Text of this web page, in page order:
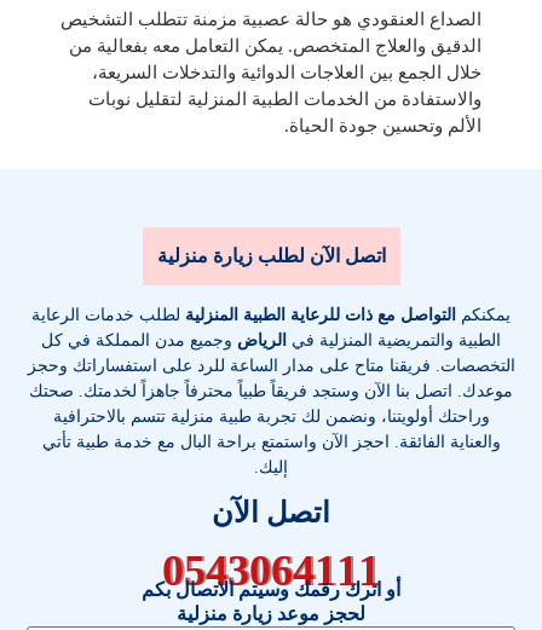
الصداع العنقودي هو حالة عصبية مزمنة تتطلب التشخيص
الدقيق والعلاج المتخصص. يمكن التعامل معه بفعالية من
خلال الجمع بين العلاجات الدوائية والتدخلات السريعة،
والاستفادة من الخدمات الطبية المنزلية لتقليل نوبات
الألم وتحسين جودة الحياة.
اتصل الآن لطلب زيارة منزلية
يمكنكم التواصل مع ذات للرعاية الطبية المنزلية لطلب خدمات الرعاية
الطبية والتمريضية المنزلية في الرياض وجميع مدن المملكة في كل
التخصصات. فريقنا متاح على مدار الساعة للرد على استفساراتك وحجز
موعدك. اتصل بنا الآن وستجد فريقاً طبياً محترفاً جاهزاً لخدمتك. صحتك
وراحتك أولويتنا، ونضمن لك تجربة طبية منزلية تتسم بالاحترافية
والعناية الفائقة. احجز الآن واستمتع براحة البال مع خدمة طبية تأتي
إليك.
اتصل الآن
0543064111
أو اترك رقمك وسيتم الاتصال بكم
لحجز موعد زيارة منزلية